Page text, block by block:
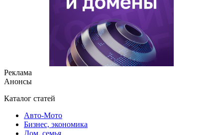
Реклама
Анонсы
Каталог статей
Авто-Мото
Бизнес, экономика
Дом, семья